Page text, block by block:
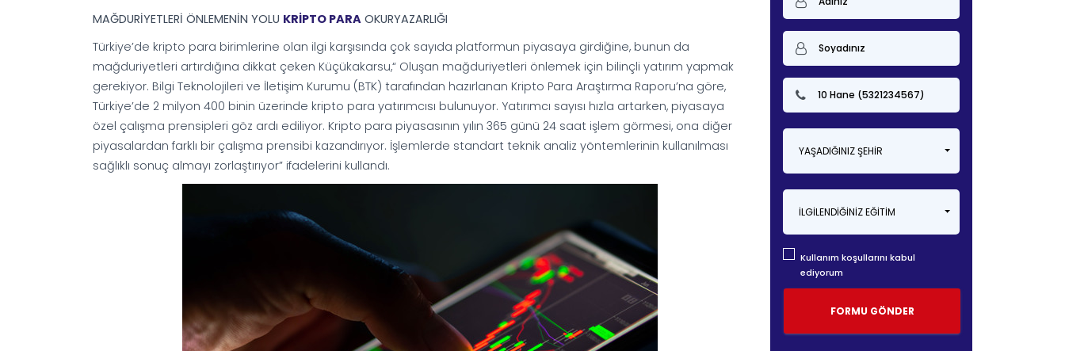
MAĞDURİYETLERİ ÖNLEMENİN YOLU KRİPTO PARA OKURYAZARLIĞI
Türkiye’de kripto para birimlerine olan ilgi karşısında çok sayıda platformun piyasaya girdiğine, bunun da
mağduriyetleri artırdığına dikkat çeken Küçükakarsu,“ Oluşan mağduriyetleri önlemek için bilinçli yatırım yapmak
gerekiyor. Bilgi Teknolojileri ve İletişim Kurumu (BTK) tarafından hazırlanan Kripto Para Araştırma Raporu’na göre,
Türkiye’de 2 milyon 400 binin üzerinde kripto para yatırımcısı bulunuyor. Yatırımcı sayısı hızla artarken, piyasaya
özel çalışma prensipleri göz ardı ediliyor. Kripto para piyasasının yılın 365 günü 24 saat işlem görmesi, ona diğer
piyasalardan farklı bir çalışma prensibi kazandırıyor. İşlemlerde standart teknik analiz yöntemlerinin kullanılması
sağlıklı sonuç almayı zorlaştırıyor” ifadelerini kullandı.
YAŞADIĞINIZ ŞEHIR
İLGILENDIĞINIZ EĞITIM
Kullanım koşullarını kabul
ediyorum